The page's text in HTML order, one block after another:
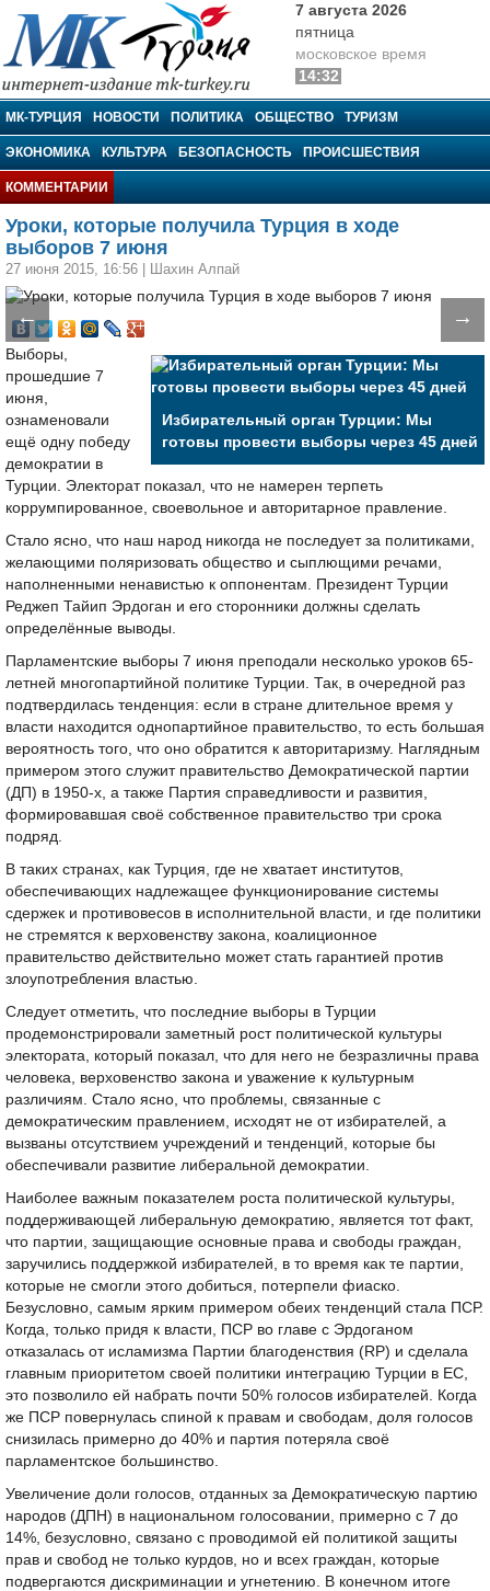
МК-Турция
7 августа 2026
пятница
московское время
14:32
МК-ТУРЦИЯ НОВОСТИ ПОЛИТИКА ОБЩЕСТВО ТУРИЗМ
ЭКОНОМИКА КУЛЬТУРА БЕЗОПАСНОСТЬ ПРОИСШЕСТВИЯ
КОММЕНТАРИИ
Уроки, которые получила Турция в ходе
выборов 7 июня
27 июня 2015, 16:56 Шахин Алпай
← →
Избирательный орган Турции: Мы
готовы провести выборы через 45 дней
Выборы,
прошедшие 7
июня,
ознаменовали
ещё одну победу
демократии в
Турции. Электорат показал, что не намерен терпеть
коррумпированное, своевольное и авторитарное правление.
Стало ясно, что наш народ никогда не последует за политиками,
желающими поляризовать общество и сыплющими речами,
наполненными ненавистью к оппонентам. Президент Турции
Реджеп Тайип Эрдоган и его сторонники должны сделать
определённые выводы.
Парламентские выборы 7 июня преподали несколько уроков 65-
летней многопартийной политике Турции. Так, в очередной раз
подтвердилась тенденция: если в стране длительное время у
власти находится однопартийное правительство, то есть большая
вероятность того, что оно обратится к авторитаризму. Наглядным
примером этого служит правительство Демократической партии
(ДП) в 1950-х, а также Партия справедливости и развития,
формировавшая своё собственное правительство три срока
подряд.
В таких странах, как Турция, где не хватает институтов,
обеспечивающих надлежащее функционирование системы
сдержек и противовесов в исполнительной власти, и где политики
не стремятся к верховенству закона, коалиционное
правительство действительно может стать гарантией против
злоупотребления властью.
Следует отметить, что последние выборы в Турции
продемонстрировали заметный рост политической культуры
электората, который показал, что для него не безразличны права
человека, верховенство закона и уважение к культурным
различиям. Стало ясно, что проблемы, связанные с
демократическим правлением, исходят не от избирателей, а
вызваны отсутствием учреждений и тенденций, которые бы
обеспечивали развитие либеральной демократии.
Наиболее важным показателем роста политической культуры,
поддерживающей либеральную демократию, является тот факт,
что партии, защищающие основные права и свободы граждан,
заручились поддержкой избирателей, в то время как те партии,
которые не смогли этого добиться, потерпели фиаско.
Безусловно, самым ярким примером обеих тенденций стала ПСР.
Когда, только придя к власти, ПСР во главе с Эрдоганом
отказалась от исламизма Партии благоденствия (RP) и сделала
главным приоритетом своей политики интеграцию Турции в ЕС,
это позволило ей набрать почти 50% голосов избирателей. Когда
же ПСР повернулась спиной к правам и свободам, доля голосов
снизилась примерно до 40% и партия потеряла своё
парламентское большинство.
Увеличение доли голосов, отданных за Демократическую партию
народов (ДПН) в национальном голосовании, примерно с 7 до
14%, безусловно, связано с проводимой ей политикой защиты
прав и свобод не только курдов, но и всех граждан, которые
подвергаются дискриминации и угнетению. В конечном итоге